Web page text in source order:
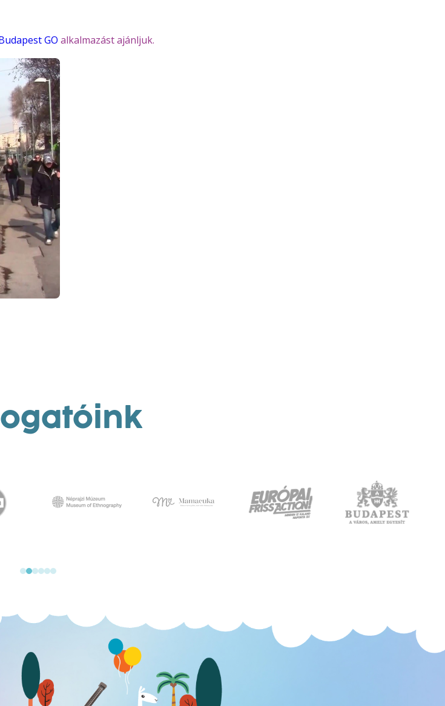
GO alkalmazást ajánljuk.